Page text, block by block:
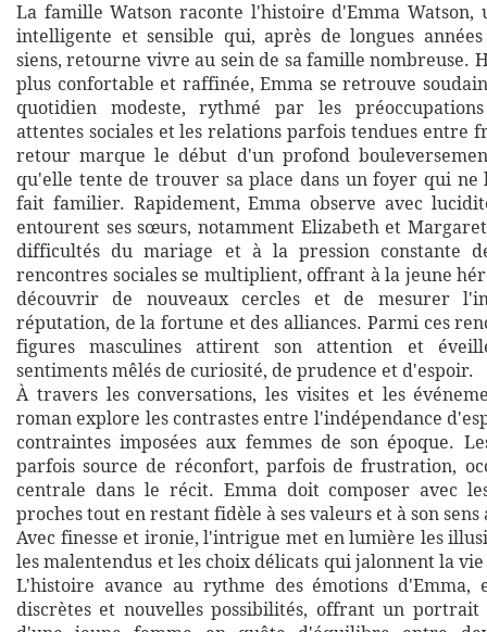
La famille Watson raconte l'histoire d'Emma Watson,
intelligente et sensible qui, après de longues années
siens, retourne vivre au sein de sa famille nombreuse.
plus confortable et raffinée, Emma se retrouve
quotidien modeste, rythmé par les
attentes sociales et les relations parfois tendues entre
retour marque le début d'un profond
qu'elle tente de trouver sa place dans un foyer qui ne
fait familier. Rapidement, Emma observe avec
entourent ses sœurs, notamment Elizabeth et
difficultés du mariage et à la pression constante
rencontres sociales se multiplient, offrant à la jeune
découvrir de nouveaux cercles et de mesurer
réputation, de la fortune et des alliances. Parmi ces
figures masculines attirent son attention et
sentiments mêlés de curiosité, de prudence et d'espoir.
À travers les conversations, les visites et les
roman explore les contrastes entre l'indépendance
contraintes imposées aux femmes de son époque.
parfois source de réconfort, parfois de frustration,
centrale dans le récit. Emma doit composer avec
proches tout en restant fidèle à ses valeurs et à son
Avec finesse et ironie, l'intrigue met en lumière les
les malentendus et les choix délicats qui jalonnent la vie
L'histoire avance au rythme des émotions d'Emma,
discrètes et nouvelles possibilités, offrant un